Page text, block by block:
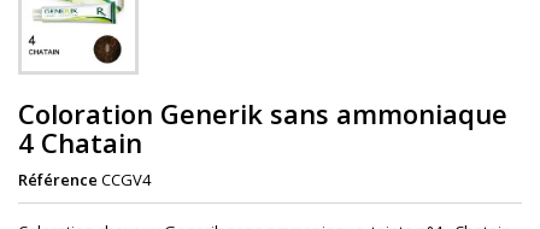
Coloration Generik sans ammoniaque
4 Chatain
Référence CCGV4